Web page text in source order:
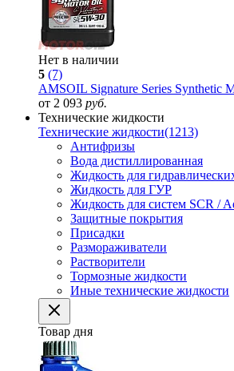
Нет в наличии
5 (7)
AMSOIL Signature Series Synthetic
от 2 093 руб.
Технические жидкости
Технические жидкости(1213)
Антифризы
Вода дистиллированная
Жидкость для
Жидкость для ГУР
Жидкость для систем SCR /
Защитные покрытия
Присадки
Размораживатели
Растворители
Тормозные жидкости
Иные технические жидкости
Товар дня